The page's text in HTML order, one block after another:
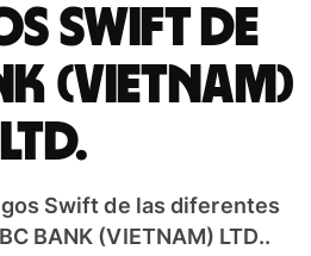
Swift de
(VIETNAM)
LTD.
Swift de las diferentes
BANK (VIETNAM) LTD..